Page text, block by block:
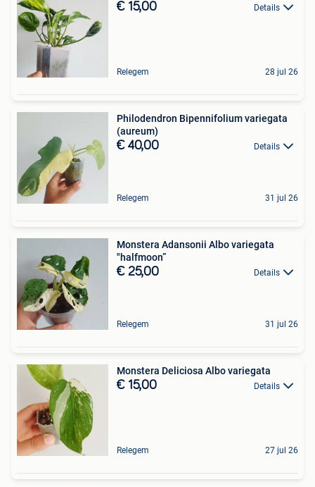
€ 15,00 Details
Relegem 28 jul 26
Philodendron Bipennifolium variegata
(aureum)
€ 40,00 Details
Relegem 31 jul 26
Monstera Adansonii Albo variegata
"halfmoon”
€ 25,00 Details
Relegem 31 jul 26
Monstera Deliciosa Albo variegata
€ 15,00 Details
Relegem 27 jul 26